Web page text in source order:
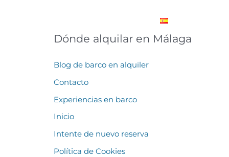
Dónde alquilar en Málaga
Blog de barco en alquiler
Contacto
Experiencias en barco
Inicio
Intente de nuevo reserva
Política de Cookies